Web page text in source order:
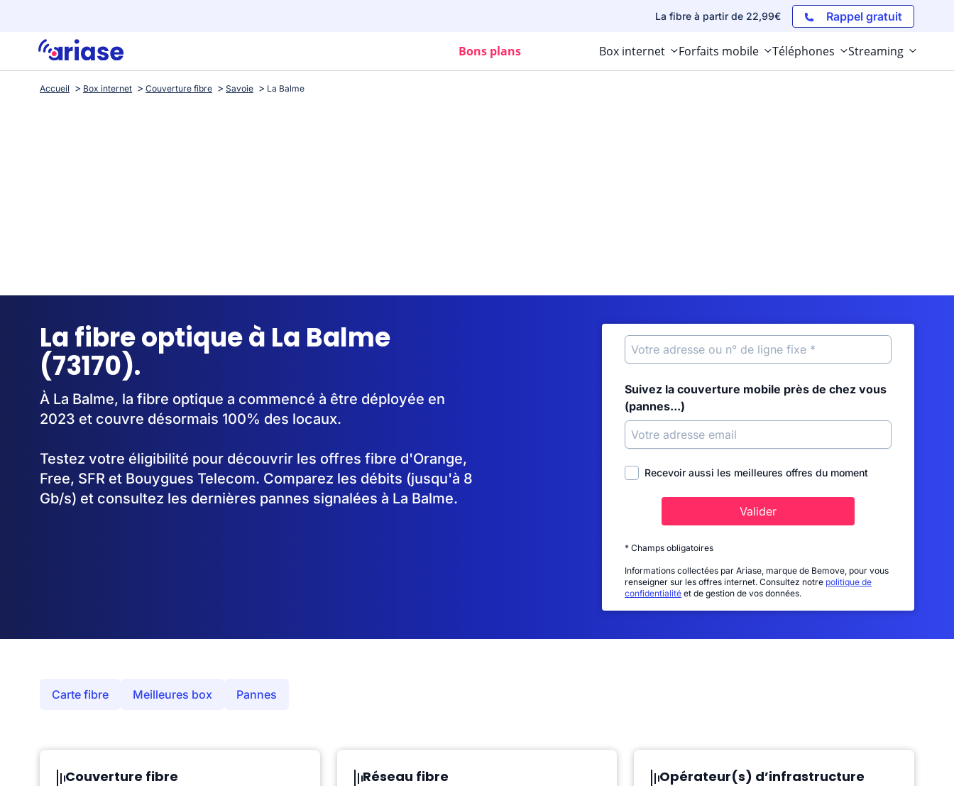
La fibre à partir de 22,99€ Rappel gratuit
Bons plans Box internet Forfaits mobile Téléphones Streaming
Accueil Box internet Couverture fibre Savoie La Balme
La fibre optique à La Balme
(73170).
À La Balme, la fibre optique a commencé à être déployée en
2023 et couvre désormais 100% des locaux.
Testez votre éligibilité pour découvrir les offres fibre d'Orange,
Free, SFR et Bouygues Telecom. Comparez les débits (jusqu'à 8
Gb/s) et consultez les dernières pannes signalées à La Balme.
Suivez la couverture mobile près de chez vous
(pannes...)
Recevoir aussi les meilleures offres du moment
Valider
* Champs obligatoires
Informations collectées par Ariase, marque de Bemove, pour vous
renseigner sur les offres internet. Consultez notre politique de
confidentialité et de gestion de vos données.
Carte fibre Meilleures box Pannes
Couverture fibre Réseau fibre Opérateur(s) d’infrastructure